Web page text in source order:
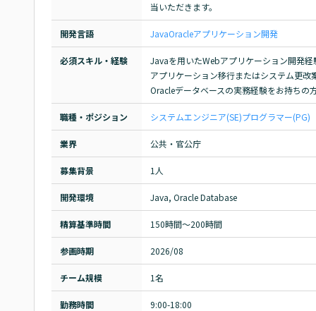
当いただきます。
開発言語 JavaOracleアプリケーション開発
必須スキル・経験
Javaを用いたWebアプリケーション開発
アプリケーション移行またはシステム更改
Oracleデータベースの実務経験をお持ちの
職種・ポジション システムエンジニア(SE)プログラマー(PG)
業界 公共・官公庁
募集背景 1人
開発環境 Java, Oracle Database
精算基準時間 150時間〜200時間
参画時期 2026/08
チーム規模 1名
勤務時間 9:00-18:00